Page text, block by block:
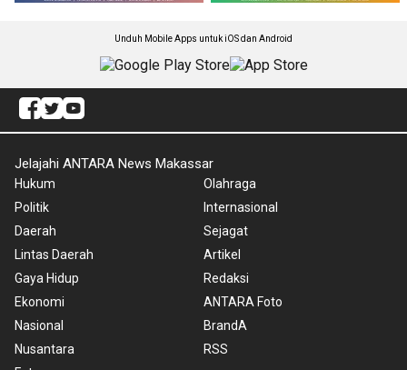
Unduh Mobile Apps untuk iOS dan Android
Jelajahi ANTARA News Makassar
Hukum
Politik
Daerah
Lintas Daerah
Gaya Hidup
Ekonomi
Nasional
Nusantara
Olahraga
Internasional
Sejagat
Artikel
Redaksi
ANTARA Foto
BrandA
RSS